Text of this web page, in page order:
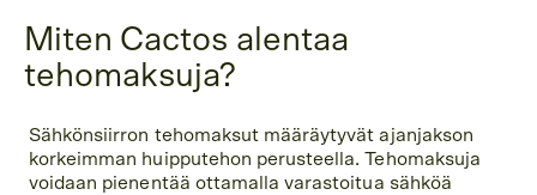
Miten Cactos alentaa
tehomaksuja?
Sähkönsiirron tehomaksut määräytyvät ajanjakson
korkeimman huipputehon perusteella. Tehomaksuja
voidaan pienentää ottamalla varastoitua sähköä